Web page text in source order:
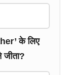
के लिए
जीता?